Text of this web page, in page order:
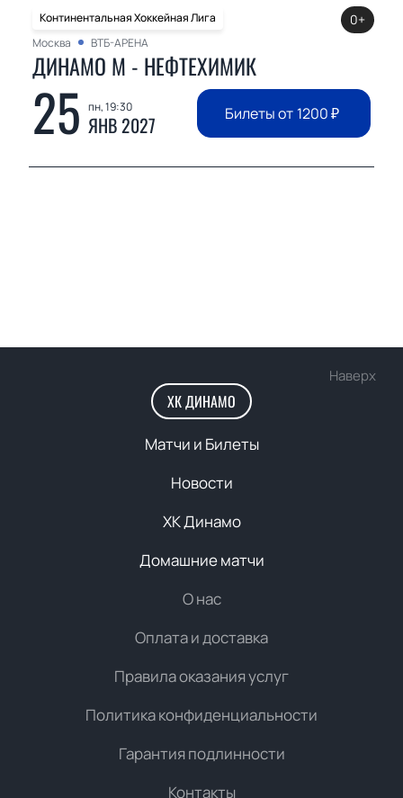
Континентальная Хоккейная Лига
Москва
ВТБ-АРЕНА
ДИНАМО М - НЕФТЕХИМИК
25 пн, 19:30
ЯНВ 2027
0+
Билеты от 1200₽
Наверх
ХК ДИНАМО
Матчи и Билеты
Новости
ХК Динамо
Домашние матчи
О нас
Оплата и доставка
Правила оказания услуг
Политика конфиденциальности
Гарантия подлинности
Контакты